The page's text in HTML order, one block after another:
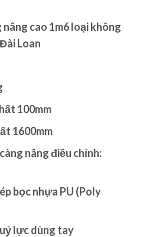
cao 1m6 loại không
Loan
100mm
1600mm
nâng điều chỉnh:
bọc nhựa PU (Poly
lực dùng tay